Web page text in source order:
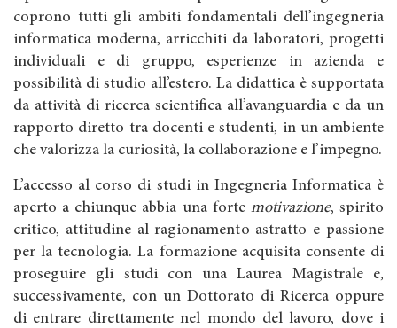
coprono tutti gli ambiti fondamentali dell’ingegneria
informatica moderna, arricchiti da laboratori, progetti
individuali e di gruppo, esperienze in azienda e
possibilità di studio all’estero. La didattica è supportata
da attività di ricerca scientifica all’avanguardia e da un
rapporto diretto tra docenti e studenti, in un ambiente
che valorizza la curiosità, la collaborazione e l’impegno.
L’accesso al corso di studi in Ingegneria Informatica è
aperto a chiunque abbia una forte motivazione, spirito
critico, attitudine al ragionamento astratto e passione
per la tecnologia. La formazione acquisita consente di
proseguire gli studi con una Laurea Magistrale e,
successivamente, con un Dottorato di Ricerca oppure
di entrare direttamente nel mondo del lavoro, dove i